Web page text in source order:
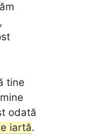
tine
odată
iartă.